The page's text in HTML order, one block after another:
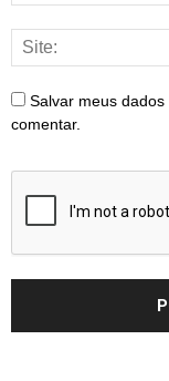
Salvar meus
comentar.